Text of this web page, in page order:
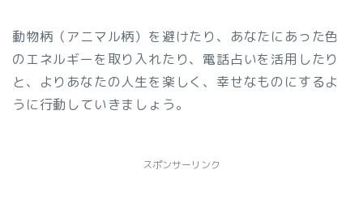
動物柄（アニマル柄）を避けたり、あなたにあった色
のエネルギーを取り入れたり、電話占いを活用したり
と、よりあなたの人生を楽しく、幸せなものにするよ
うに行動していきましょう。
スポンサーリンク